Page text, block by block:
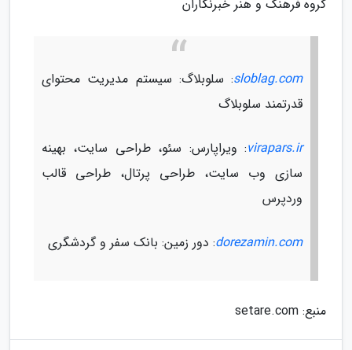
گروه فرهنگ و هنر خبرنگاران
sloblag.com: سلوبلاگ: سیستم مدیریت محتوای
قدرتمند سلوبلاگ
virapars.ir: ویراپارس: سئو، طراحی سایت، بهینه
سازی وب سایت، طراحی پرتال، طراحی قالب
وردپرس
dorezamin.com: دور زمین: بانک سفر و گردشگری
منبع: setare.com